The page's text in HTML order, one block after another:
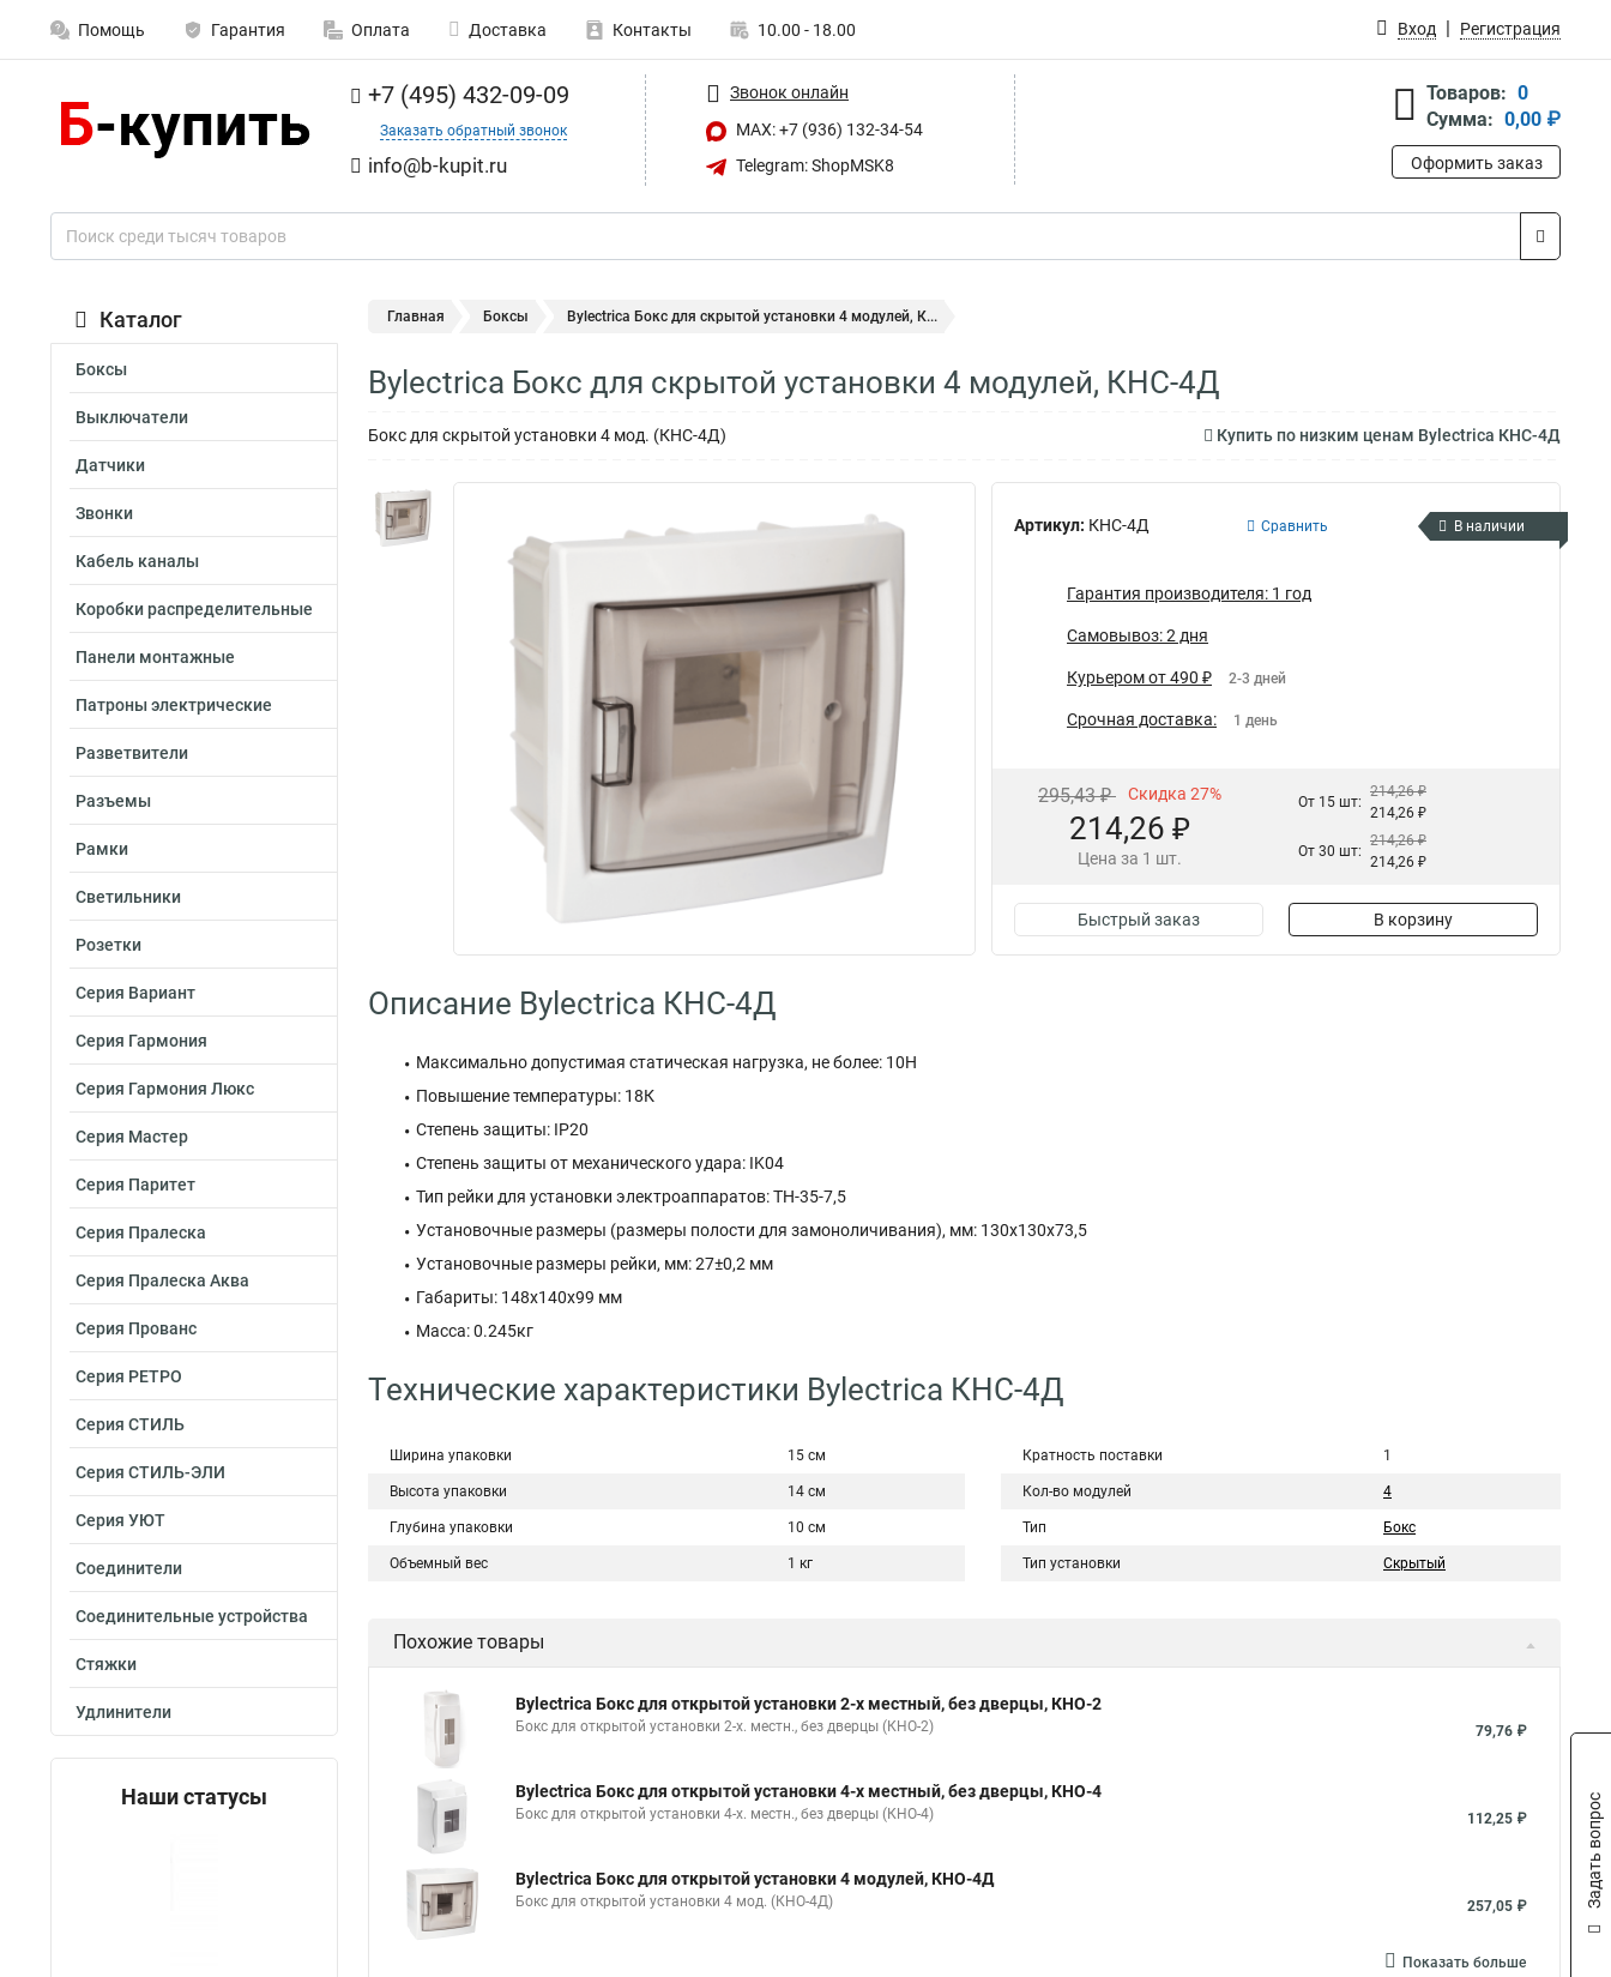
Помощь Гарантия Оплата Доставка Контакты 10.00 - 18.00 Вход Регистрация
+7 (495) 432-09-09
Заказать обратный звонок
info@b-kupit.ru
Звонок онлайн
MAX: +7 (936) 132-34-54
Telegram: ShopMSK8
Товаров: 0
Сумма: 0,00 ₽
Оформить заказ
Каталог
Боксы
Выключатели
Датчики
Звонки
Кабель каналы
Коробки распределительные
Панели монтажные
Патроны электрические
Разветвители
Разъемы
Рамки
Светильники
Розетки
Серия Вариант
Серия Гармония
Серия Гармония Люкс
Серия Мастер
Серия Паритет
Серия Пралеска
Серия Пралеска Аква
Серия Прованс
Серия РЕТРО
Серия СТИЛЬ
Серия СТИЛЬ-ЭЛИ
Серия УЮТ
Соединители
Соединительные устройства
Стяжки
Удлинители
Наши статусы
Главная Боксы Bylectrica Бокс для скрытой установки 4 модулей, К...
Bylectrica Бокс для скрытой установки 4 модулей, КНС-4Д
Бокс для скрытой установки 4 мод. (КНС-4Д) Купить по низким ценам Bylectrica КНС-4Д
Артикул: КНС-4Д Сравнить В наличии
Гарантия производителя: 1 год
Самовывоз: 2 дня
Курьером от 490 ₽ 2-3 дней
Срочная доставка: 1 день
295,43 ₽ Скидка 27%
214,26 ₽
Цена за 1 шт.
От 15 шт:
214,26 ₽
214,26 ₽
От 30 шт:
214,26 ₽
214,26 ₽
Быстрый заказ В корзину
Описание Bylectrica КНС-4Д
Максимально допустимая статическая нагрузка, не более: 10Н
Повышение температуры: 18К
Степень защиты: IP20
Степень защиты от механического удара: IK04
Тип рейки для установки электроаппаратов: ТН-35-7,5
Установочные размеры (размеры полости для замоноличивания), мм: 130х130х73,5
Установочные размеры рейки, мм: 27±0,2 мм
Габариты: 148x140x99 мм
Масса: 0.245кг
Технические характеристики Bylectrica КНС-4Д
Ширина упаковки 15 см
Высота упаковки 14 см
Глубина упаковки 10 см
Объемный вес 1 кг
Кратность поставки 1
Кол-во модулей 4
Тип Бокс
Тип установки Скрытый
Похожие товары
Bylectrica Бокс для открытой установки 2-х местный, без дверцы, КНО-2
Бокс для открытой установки 2-х. местн., без дверцы (КНО-2) 79,76 ₽
Bylectrica Бокс для открытой установки 4-х местный, без дверцы, КНО-4
Бокс для открытой установки 4-х. местн., без дверцы (КНО-4) 112,25 ₽
Bylectrica Бокс для открытой установки 4 модулей, КНО-4Д
Бокс для открытой установки 4 мод. (КНО-4Д) 257,05 ₽
Показать больше
Задать вопрос